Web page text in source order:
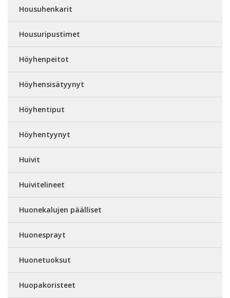
Housuhenkarit
Housuripustimet
Höyhenpeitot
Höyhensisätyynyt
Höyhentiput
Höyhentyynyt
Huivit
Huivitelineet
Huonekalujen päälliset
Huonesprayt
Huonetuoksut
Huopakoristeet